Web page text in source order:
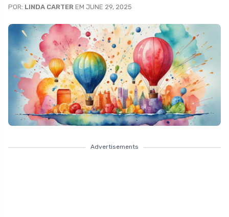
POR: LINDA CARTER EM JUNE 29, 2025
Advertisements